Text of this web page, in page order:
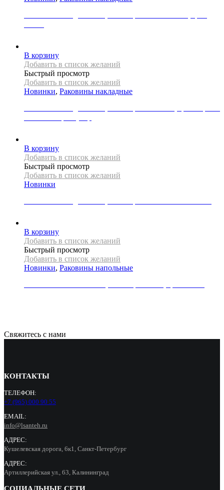
В корзину
Добавить в список желаний
Быстрый просмотр
Добавить в список желаний
Новинки, Раковины накладные
В корзину
Добавить в список желаний
Быстрый просмотр
Добавить в список желаний
Новинки
В корзину
Добавить в список желаний
Быстрый просмотр
Добавить в список желаний
Новинки, Раковины напольные
Свяжитесь с нами
КОНТАКТЫ
ТЕЛЕФОН:
+7 (965) 000 90 55
EMAIL:
info@lsanteh.ru
АДРЕС:
Кушелевская дорога, 6к1, Санкт-Петербург
АДРЕС:
Артиллерийская ул., 63, Калининград
СОЦИАЛЬНЫЕ СЕТИ